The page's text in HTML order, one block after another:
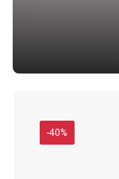
-40%